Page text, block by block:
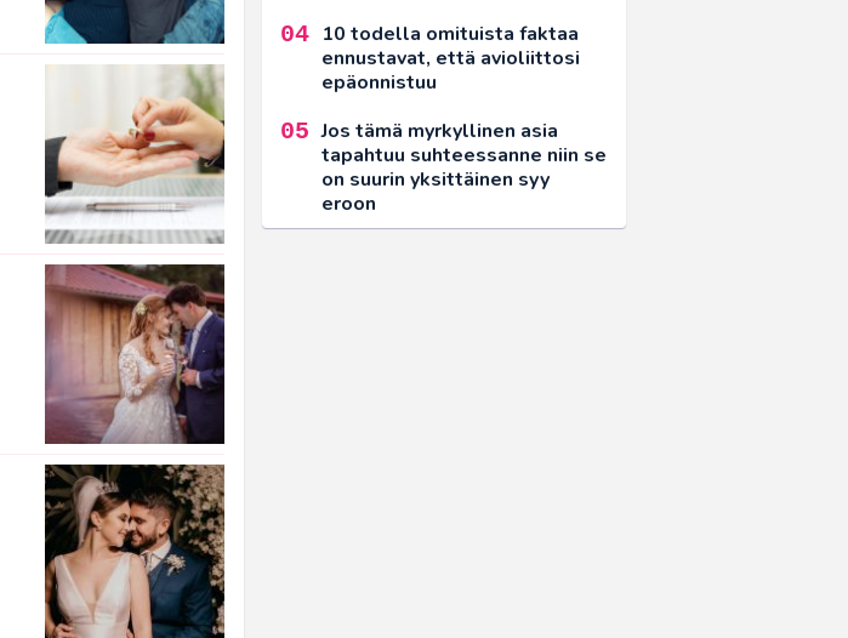
10 todella omituista faktaa
ennustavat, että avioliittosi
epäonnistuu
Jos tämä myrkyllinen asia
tapahtuu suhteessanne niin se
on suurin yksittäinen syy
eroon